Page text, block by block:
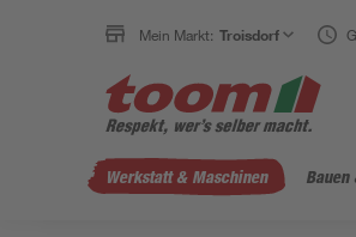
Mein Markt: Troisdorf
Werkstatt & Maschinen Bauen